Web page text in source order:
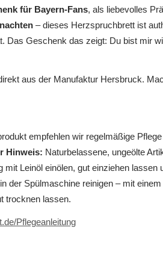
für Bayern-Fans, als liebevolles
– dieses Herzspruchbrett ist
Das Geschenk das zeigt: Du bist mir
aus der Manufaktur Hersbruck.
empfehlen wir regelmäßige
Hinweis: Naturbelassene, ungeölte
mit Leinöl einölen, gut einziehen lassen
der Spülmaschine reinigen – mit
trocknen lassen.
Pflegeanleitung